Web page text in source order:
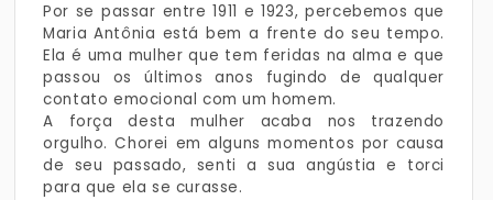
Por se passar entre 1911 e 1923, percebemos que
Maria Antônia está bem a frente do seu tempo.
Ela é uma mulher que tem feridas na alma e que
passou os últimos anos fugindo de qualquer
contato emocional com um homem.
A força desta mulher acaba nos trazendo
orgulho. Chorei em alguns momentos por causa
de seu passado, senti a sua angústia e torci
para que ela se curasse.